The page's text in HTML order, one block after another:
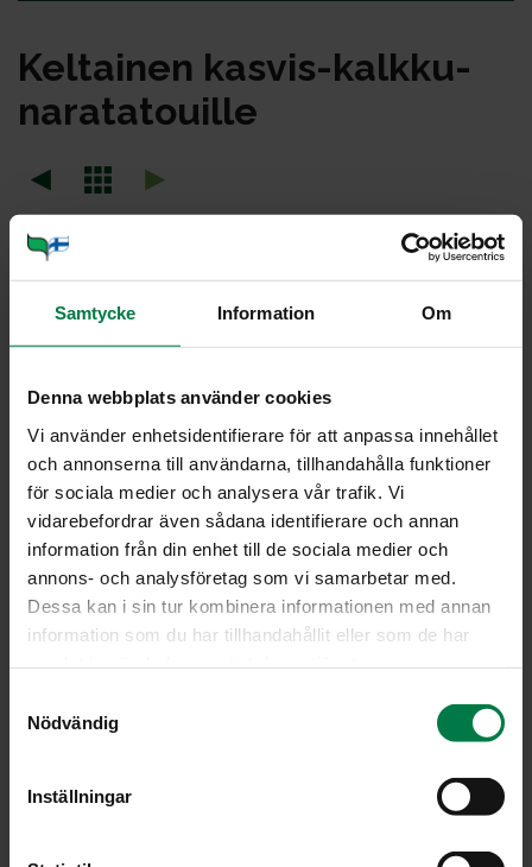
Samtycke Information Om
Denna webbplats använder cookies
Vi använder enhetsidentifierare för att anpassa innehållet
och annonserna till användarna, tillhandahålla funktioner
för sociala medier och analysera vår trafik. Vi
vidarebefordrar även sådana identifierare och annan
information från din enhet till de sociala medier och
annons- och analysföretag som vi samarbetar med.
Dessa kan i sin tur kombinera informationen med annan
information som du har tillhandahållit eller som de har
Nödvändig
Inställningar
Kel­tai­nen kas­vis-kalk­ku­
na­ra­ta­touil­le
Portioner
0.05kg suola
0.4 kg appelsiinimehutiiviste
0.025kg valkosipuli, murska, tuore
0.012
kg oregano, kuivattu
0.012kg timjami, kuivattu
0.5kg vesi
0.012kg basilika, kuivatt
0.02kg curryjauhe
kg kelta- tai punajuuri, lohko, tuore